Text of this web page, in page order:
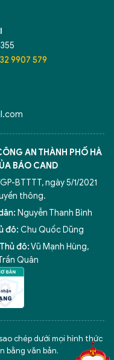
9907 579
AN THÀNH PHỐ HÀ
BÁO CAND
BTTTT, ngày 5/1/2021
thông.
Nguyễn Thanh Bình
đô: Chu Quốc Dũng
đô:Vũ Mạnh Hùng,
Quân
chép dưới mọi hình thức
bằng văn bản.
pháp xử lý điểm nghẽn của